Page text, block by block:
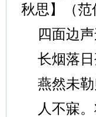
秋思】（范
四面边
长烟落
燕然未
人不寐